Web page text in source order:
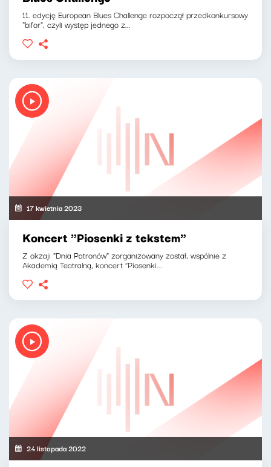
11. edycję European Blues Challenge rozpoczął przedkonkursowy
"bifor", czyli występ jednego z...
17 kwietnia 2023
Koncert "Piosenki z tekstem"
Z okzaji "Dnia Patronów" zorganizowany został, wspólnie z
Akademią Teatralną, koncert "Piosenki...
24 listopada 2022